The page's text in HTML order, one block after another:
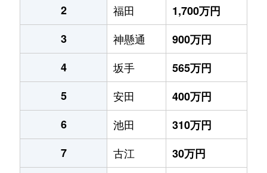
2
福田
1,700万円
3
神懸通
900万円
4
坂手
565万円
5
安田
400万円
6
池田
310万円
7
古江
30万円